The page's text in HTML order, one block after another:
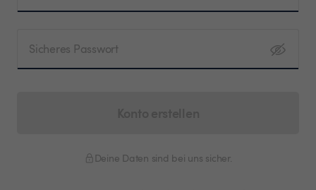
Sicheres Passwort
Deine Daten sind bei uns sicher.